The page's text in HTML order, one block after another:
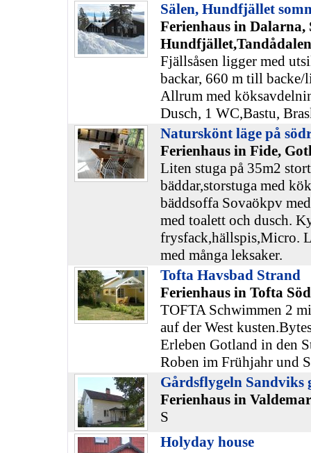
Sälen, Hundfjället
Ferienhaus in Dalarna,
Fjällsåsen ligger med
backar, 660 m till
Allrum med
Dusch, 1 WC,Bastu,
Naturskönt läge på
Ferienhaus in Fide,
Liten stuga på 35m2
bäddar,storstuga med
bäddsoffa Sovaökpv
med toalett och dusch.
frysfack,hällspis,Micro.
med många leksaker.
Tofta Havsbad Strand
Ferienhaus in Tofta
TOFTA Schwimmen 2
auf der West
Erleben Gotland in den
Roben im Frühjahr und
Gårdsflygeln Sandviks
Ferienhaus in
S
Holyday house